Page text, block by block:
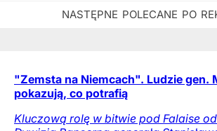
"Zemsta na Niemcach". Ludzie gen.
pokazują, co potrafią
Kluczową rolę w bitwie pod Falaise